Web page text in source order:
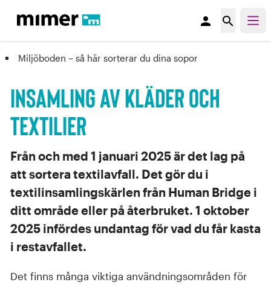
person search
Insamling av kläder och
textilier
Miljöboden – så här sorterar du dina sopor
Från och med 1 januari 2025 är det lag på
att sortera textilavfall. Det gör du i
textilinsamlingskärlen från Human Bridge i
ditt område eller på återbruket. 1 oktober
2025 infördes undantag för vad du får kasta
i restavfallet.
Det finns många viktiga användningsområden för